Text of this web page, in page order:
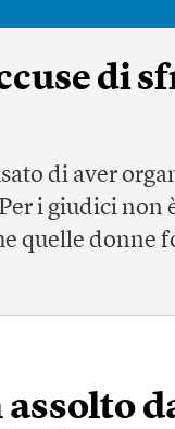
di
di aver
i giudici non
quelle donne